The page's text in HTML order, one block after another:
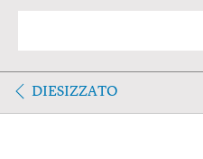
DIESIZZATO